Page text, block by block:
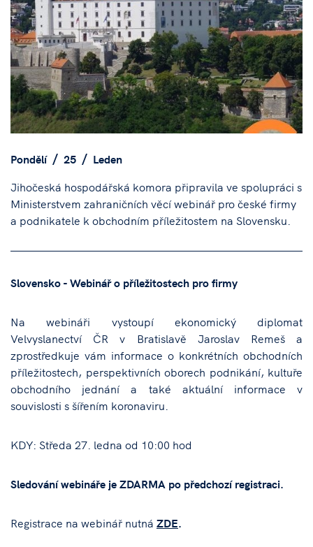
Pondělí 25
Leden
Jihočeská hospodářská komora připravila ve spolupráci s
Ministerstvem zahraničních věcí webinář pro české firmy
a podnikatele k obchodním příležitostem na Slovensku.
Slovensko - Webinář o příležitostech pro firmy​
Na webináři vystoupí ekonomický diplomat
Velvyslanectví ČR v Bratislavě Jaroslav Remeš a
zprostředkuje vám informace o konkrétních obchodních
příležitostech, perspektivních oborech podnikání, kultuře
obchodního jednání a také aktuální informace v
souvislosti s šířením koronaviru.
KDY: Středa 27. ledna od 10:00 hod
Sledování webináře je ZDARMA po předchozí registraci.
Registrace na webinář nutná ZDE.